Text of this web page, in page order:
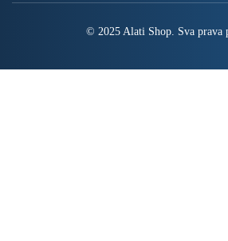
© 2025 Alati Shop. Sva prava